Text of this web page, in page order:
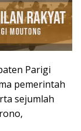
Parigi
pemerintah
sejumlah